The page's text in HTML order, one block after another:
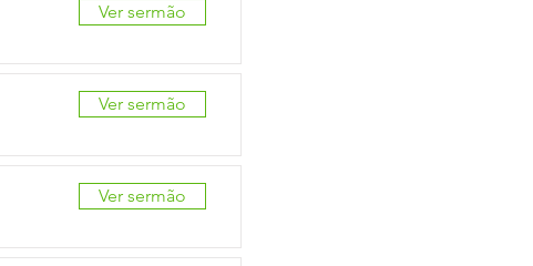
Ver sermão
Ver sermão
Ver sermão